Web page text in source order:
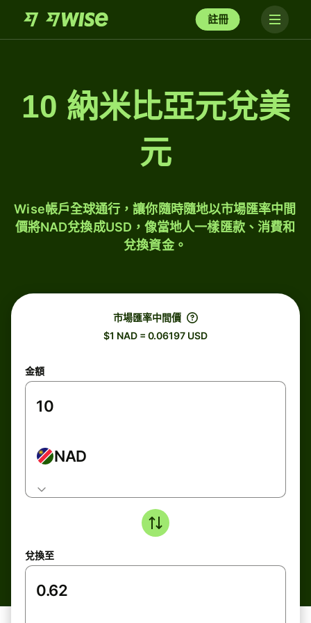
註冊
10 納米比亞元兌美
元
Wise帳戶全球通行，讓你隨時隨地以市場匯率中間
價將NAD兌換成USD，像當地人一樣匯款、消費和
兌換資金。
市場匯率中間價
$1 NAD = 0.06197 USD
金額
NAD
兌換至